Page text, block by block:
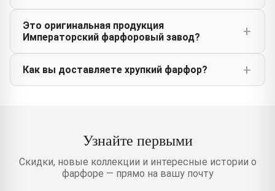
Это оригинальная продукция
Императорский фарфоровый завод?
Как вы доставляете хрупкий фарфор?
Узнайте первыми
Скидки, новые коллекции и интересные истории о
фарфоре — прямо на вашу почту